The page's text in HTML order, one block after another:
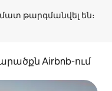
Airbnb-ում